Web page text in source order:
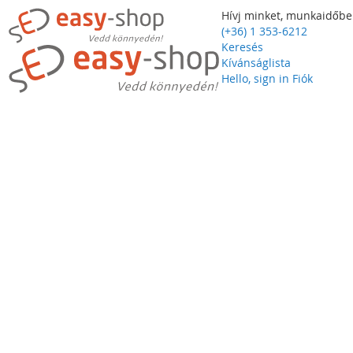
Hívj minket,
(+36) 1 353-6212
Keresés
Kívánságlista
Hello, sign in Fiók